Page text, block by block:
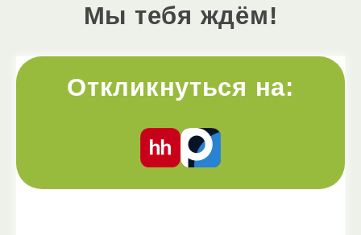
Мы тебя ждём!
Откликнуться на: